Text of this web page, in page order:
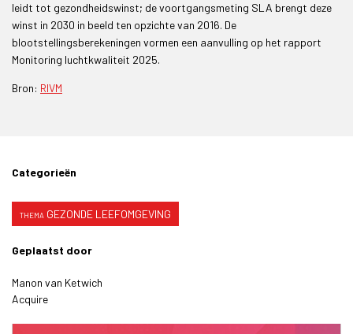
leidt tot gezondheidswinst; de voortgangsmeting SLA brengt deze
winst in 2030 in beeld ten opzichte van 2016. De
blootstellingsberekeningen vormen een aanvulling op het rapport
Monitoring luchtkwaliteit 2025.
Bron: RIVM
Categorieën
GEZONDE LEEFOMGEVING
Geplaatst door
Manon van Ketwich
Acquire